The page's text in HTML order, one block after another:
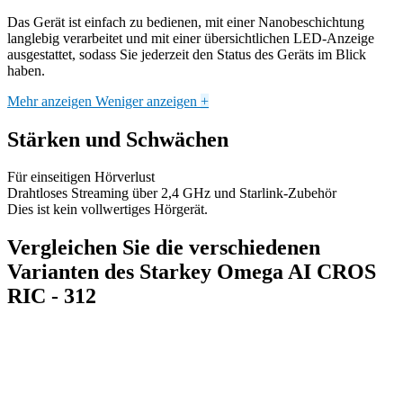
Das Gerät ist einfach zu bedienen, mit einer Nanobeschichtung
langlebig verarbeitet und mit einer übersichtlichen LED-Anzeige
ausgestattet, sodass Sie jederzeit den Status des Geräts im Blick
haben.
Mehr anzeigen Weniger anzeigen +
Stärken und Schwächen
Für einseitigen Hörverlust
Drahtloses Streaming über 2,4 GHz und Starlink-Zubehör
Dies ist kein vollwertiges Hörgerät.
Vergleichen Sie die verschiedenen
Varianten des Starkey Omega AI CROS
RIC - 312